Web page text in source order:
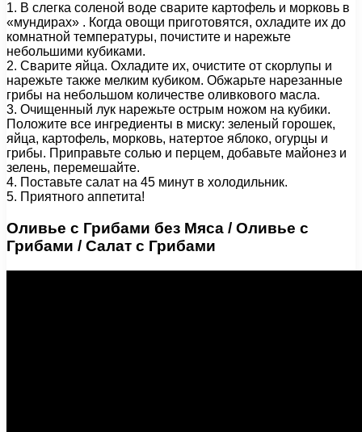
1. В слегка соленой воде сварите картофель и морковь в
«мундирах» . Когда овощи приготовятся, охладите их до
комнатной температуры, почистите и нарежьте
небольшими кубиками.
2. Сварите яйца. Охладите их, очистите от скорлупы и
нарежьте также мелким кубиком. Обжарьте нарезанные
грибы на небольшом количестве оливкового масла.
3. Очищенный лук нарежьте острым ножом на кубики.
Положите все ингредиенты в миску: зеленый горошек,
яйца, картофель, морковь, натертое яблоко, огурцы и
грибы. Приправьте солью и перцем, добавьте майонез и
зелень, перемешайте.
4. Поставьте салат на 45 минут в холодильник.
5. Приятного аппетита!
Оливье с Грибами без Мяса / Оливье с
Грибами / Салат с Грибами